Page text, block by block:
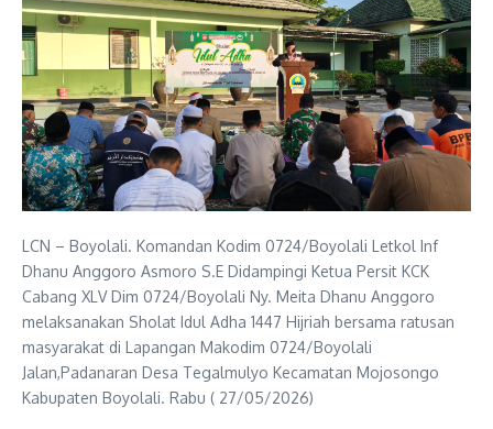
LCN – Boyolali. Komandan Kodim 0724/Boyolali Letkol Inf
Dhanu Anggoro Asmoro S.E Didampingi Ketua Persit KCK
Cabang XLV Dim 0724/Boyolali Ny. Meita Dhanu Anggoro
melaksanakan Sholat Idul Adha 1447 Hijriah bersama ratusan
masyarakat di Lapangan Makodim 0724/Boyolali
Jalan,Padanaran Desa Tegalmulyo Kecamatan Mojosongo
Kabupaten Boyolali. Rabu ( 27/05/2026)